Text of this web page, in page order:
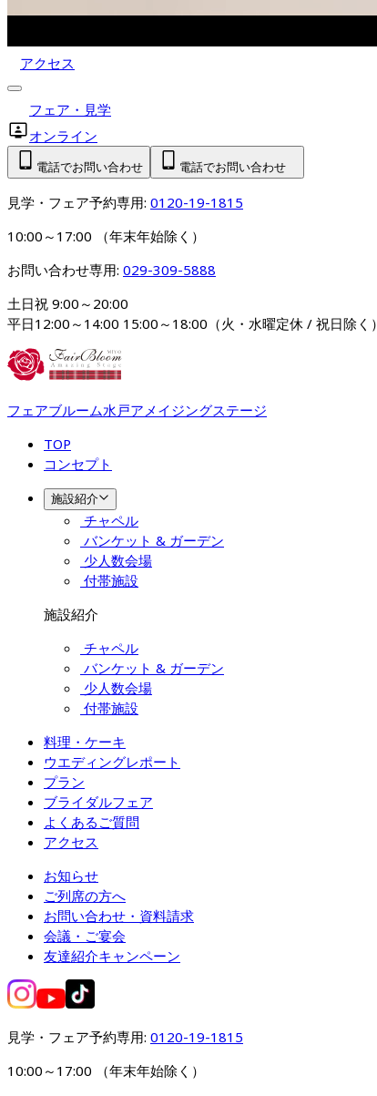
アクセス
フェア・見学
オンライン
電話でお問い合わせ 電話でお問い合わせ
見学・フェア予約専用: 0120-19-1815
10:00～17:00 （年末年始除く）
お問い合わせ専用: 029-309-5888
土日祝 9:00～20:00
平日12:00～14:00 15:00～18:00（火・水曜定休 / 祝日除く）
フェアブルーム水戸アメイジングステージ
TOP
コンセプト
施設紹介
チャペル
バンケット & ガーデン
少人数会場
付帯施設
施設紹介
チャペル
バンケット & ガーデン
少人数会場
付帯施設
料理・ケーキ
ウエディングレポート
プラン
ブライダルフェア
よくあるご質問
アクセス
お知らせ
ご列席の方へ
お問い合わせ・資料請求
会議・ご宴会
友達紹介キャンペーン
見学・フェア予約専用: 0120-19-1815
10:00～17:00 （年末年始除く）